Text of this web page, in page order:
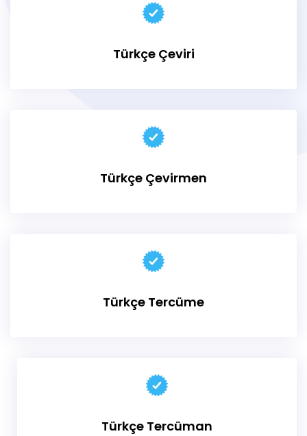
Türkçe Çeviri
Türkçe Çevirmen
Türkçe Tercüme
Türkçe Tercüman